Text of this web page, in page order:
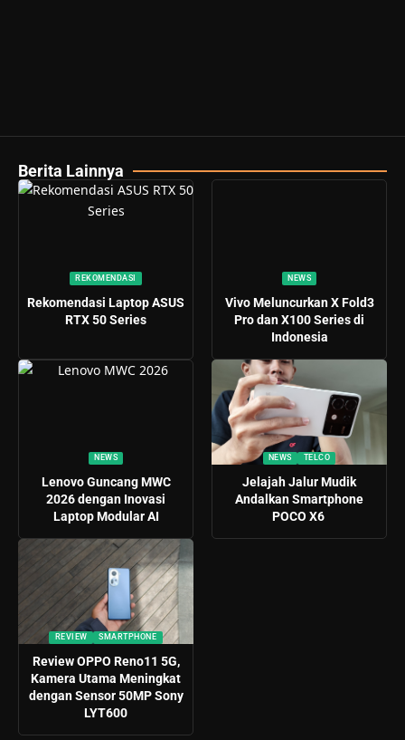
Berita Lainnya
REKOMENDASI
Rekomendasi Laptop ASUS
RTX 50 Series
NEWS
Vivo Meluncurkan X Fold3
Pro dan X100 Series di
Indonesia
NEWS
Lenovo Guncang MWC
2026 dengan Inovasi
Laptop Modular AI
NEWS TELCO
Jelajah Jalur Mudik
Andalkan Smartphone
POCO X6
REVIEW SMARTPHONE
Review OPPO Reno11 5G,
Kamera Utama Meningkat
dengan Sensor 50MP Sony
LYT600